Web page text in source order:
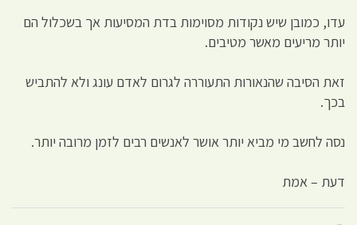
עדו, כמובן שיש נקודות מסוימות בדת המסיעות אך בשכלול הם
יותר מריעים מאשר מטיבים.
זאת הסיבה שהנאורות התעוררה לגרום לאדם עונג ולא להתביש
בכך.
נסה לחשב מי מביא יותר אושר לאנשים רבים לזמן מרובה יותר.
דעת – אמת